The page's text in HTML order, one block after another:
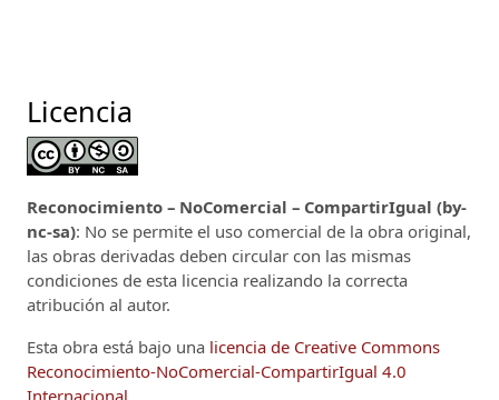
Licencia
Reconocimiento – NoComercial – CompartirIgual (by-
nc-sa): No se permite el uso comercial de la obra original,
las obras derivadas deben circular con las mismas
condiciones de esta licencia realizando la correcta
atribución al autor.
Esta obra está bajo una licencia de Creative Commons
Reconocimiento-NoComercial-CompartirIgual 4.0
Internacional